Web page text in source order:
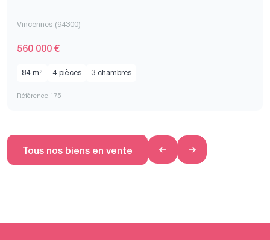
Vincennes (94300)
560 000 €
84 m² 4 pièces 3 chambres
Référence 175
Tous nos biens en vente